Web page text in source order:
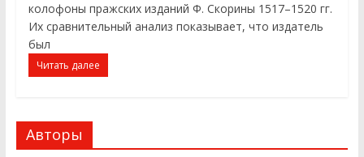
колофоны пражских изданий Ф. Скорины 1517–1520 гг.
Их сравнительный анализ показывает, что издатель
был
Читать далее
Авторы